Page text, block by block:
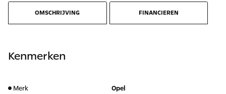
OMSCHRIJVING FINANCIEREN
Kenmerken
Merk
Opel